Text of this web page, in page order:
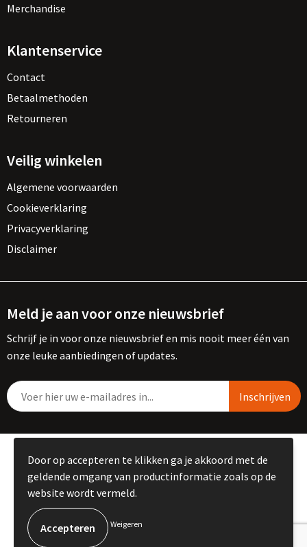
Merchandise
Klantenservice
Contact
Betaalmethoden
Retourneren
Veilig winkelen
Algemene voorwaarden
Cookieverklaring
Privacyverklaring
Disclaimer
Meld je aan voor onze nieuwsbrief
Schrijf je in voor onze nieuwsbrief en mis nooit meer één van
onze leuke aanbiedingen of updates.
© Copyright Kemme B.V. 2023
Door op accepteren te klikken ga je akkoord met de
geldende omgang van productinformatie zoals op de
website wordt vermeld.
Weigeren